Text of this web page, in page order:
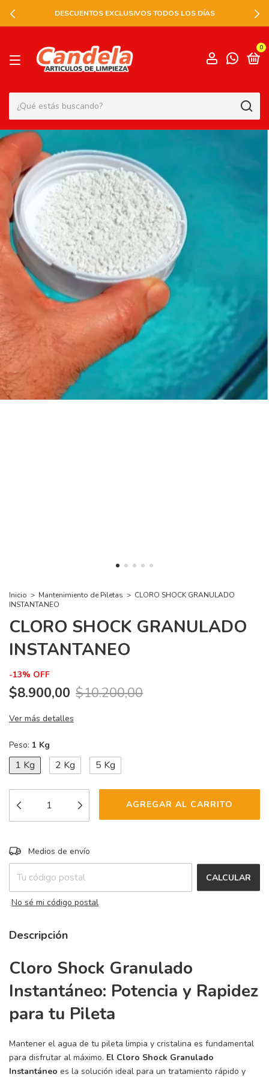
DESCUENTOS EXCLUSIVOS TODOS LOS DÍAS
0
Inicio > Mantenimiento de Piletas > CLORO SHOCK GRANULADO
INSTANTANEO
CLORO SHOCK GRANULADO
INSTANTANEO
-13% OFF
$8.900,00 $10.200,00
Ver más detalles
Peso: 1 Kg
1 Kg 2 Kg 5 Kg
Entregas para el CP:
Medios de envío
CALCULAR
No sé mi código postal
Descripción
Cloro Shock Granulado
Instantáneo: Potencia y Rapidez
para tu Pileta
Mantener el agua de tu pileta limpia y cristalina es fundamental
para disfrutar al máximo. El Cloro Shock Granulado
Instantáneo es la solución ideal para un tratamiento rápido y